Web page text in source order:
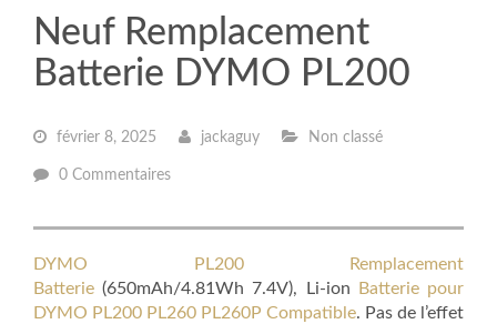
Neuf Remplacement
Batterie DYMO PL200
février 8, 2025 jackaguy Non classé
0 Commentaires
DYMO PL200 Remplacement
Batterie (650mAh/4.81Wh 7.4V), Li-ion
Batterie pour
DYMO PL200 PL260 PL260P Compatible. Pas de l’effet